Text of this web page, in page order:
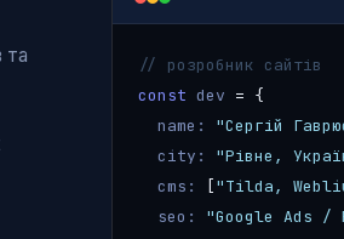
та
// розробник сайтів
const dev = {
name:
"Сергій
city:
"Рівне,
cms:
["Tilda,
seo:
"Google Ads /